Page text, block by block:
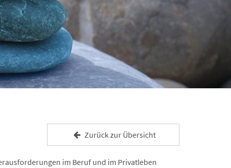
Zurück zur Übersicht
im Beruf und im Privatleben